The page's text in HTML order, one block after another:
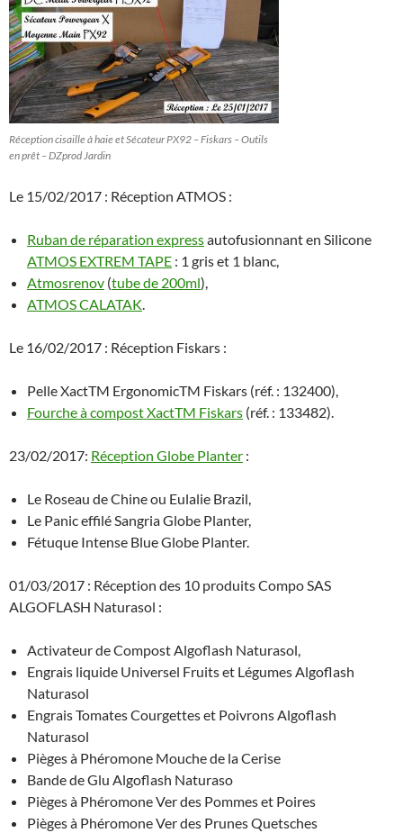
Réception cisaille à haie et Sécateur PX92 – Fiskars – Outils
en prêt – DZprod Jardin
Le 15/02/2017 : Réception ATMOS :
Ruban de réparation expressautofusionnant en Silicone
ATMOS EXTREM TAPE : 1 gris et 1 blanc,
Atmosrenov (tube de 200ml),
ATMOS CALATAK.
Le 16/02/2017 : Réception Fiskars :
Pelle XactTM ErgonomicTM Fiskars (réf. : 132400),
Fourche à compost XactTM Fiskars (réf. : 133482).
23/02/2017: Réception Globe Planter :
Le Roseau de Chine ou Eulalie Brazil,
Le Panic effilé Sangria Globe Planter,
Fétuque Intense Blue Globe Planter.
01/03/2017 : Réception des 10 produits Compo SAS
ALGOFLASH Naturasol :
Activateur de Compost Algoflash Naturasol,
Engrais liquide Universel Fruits et Légumes Algoflash
Naturasol
Engrais Tomates Courgettes et Poivrons Algoflash
Naturasol
Pièges à Phéromone Mouche de la Cerise
Bande de Glu Algoflash Naturaso
Pièges à Phéromone Ver des Pommes et Poires
Pièges à Phéromone Ver des Prunes Quetsches